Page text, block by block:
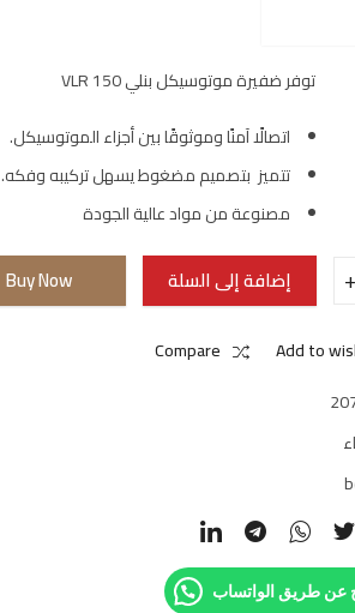
توفر ضفيرة موتوسيكل بنلي VLR 150
اتصالًا آمنًا وموثوقًا بين أجزاء الموتوسيكل.
تتميز بتصميم مضغوط يسهل تركيبه وفكه.
مصنوعة من مواد عالية الجودة
إضافة إلى السلة Buy Now
Add to
Compare
عن طريق الواتساب